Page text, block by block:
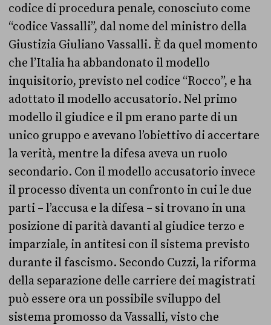
codice di procedura penale, conosciuto come
“codice Vassalli”, dal nome del ministro della
Giustizia Giuliano Vassalli. È da quel momento
che l’Italia ha abbandonato il modello
inquisitorio, previsto nel codice “Rocco”, e ha
adottato il modello accusatorio. Nel primo
modello il giudice e il pm erano parte di un
unico gruppo e avevano l’obiettivo di accertare
la verità, mentre la difesa aveva un ruolo
secondario. Con il modello accusatorio invece
il processo diventa un confronto in cui le due
parti – l’accusa e la difesa – si trovano in una
posizione di parità davanti al giudice terzo e
imparziale, in antitesi con il sistema previsto
durante il fascismo. Secondo Cuzzi, la riforma
della separazione delle carriere dei magistrati
può essere ora un possibile sviluppo del
sistema promosso da Vassalli, visto che